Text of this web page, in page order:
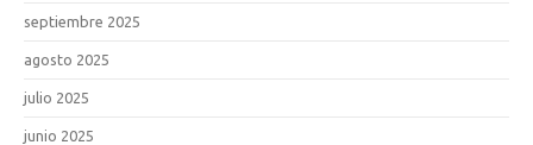
septiembre 2025
agosto 2025
julio 2025
junio 2025